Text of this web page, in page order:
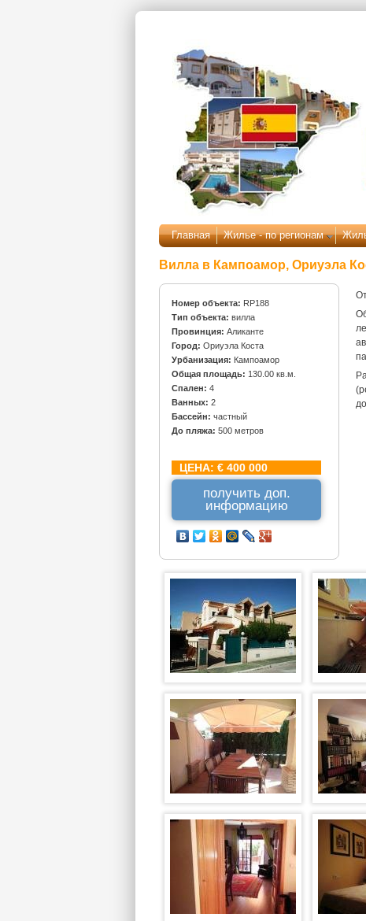
Перейти к основному содержанию
Главная Жилье - по регионам
Вилла в Кампоамор, Ориуэла
Номер объекта: RP188
Тип объекта: вилла
Провинция: Аликанте
Город: Ориуэла Коста
Урбанизация: Кампоамор
Общая площадь: 130.00 кв.м.
Спален: 4
Ванных: 2
Бассейн: частный
До пляжа: 500 метров
ЦЕНА: € 400 000
получить доп.
информацию